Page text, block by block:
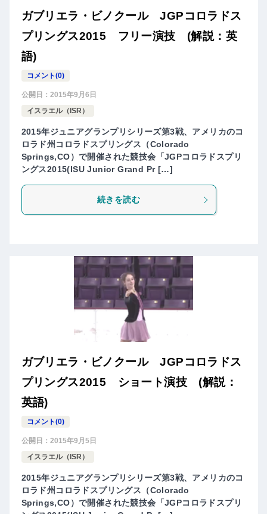
ガブリエラ・ビノクール JGPコロラドス
プリングス2015 フリー演技 (解説：英
語)
コメント(0)
公開日： 2015年9月6日
イスラエル（ISR）
2015年ジュニアグランプリシリーズ第3戦、アメリカのコ
ロラド州コロラドスプリングス（Colorado
Springs,CO）で開催された競技会「JGPコロラドスプリ
ングス2015(ISU Junior Grand Pr […]
続きを読む
ガブリエラ・ビノクール JGPコロラドス
プリングス2015 ショート演技 (解説：
英語)
コメント(0)
公開日： 2015年9月5日
イスラエル（ISR）
2015年ジュニアグランプリシリーズ第3戦、アメリカのコ
ロラド州コロラドスプリングス（Colorado
Springs,CO）で開催された競技会「JGPコロラドスプリ